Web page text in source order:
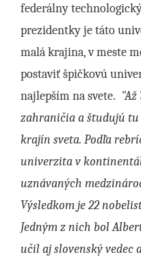
federálny
prezidentky je táto
malá krajina, v meste
postaviť špičkovú
najlepším na svete.
zahraničia a študujú tu
krajín sveta. Podľa
univerzita v
uznávaných
Výsledkom je 22
Jedným z nich bol
učil aj slovenský vedec